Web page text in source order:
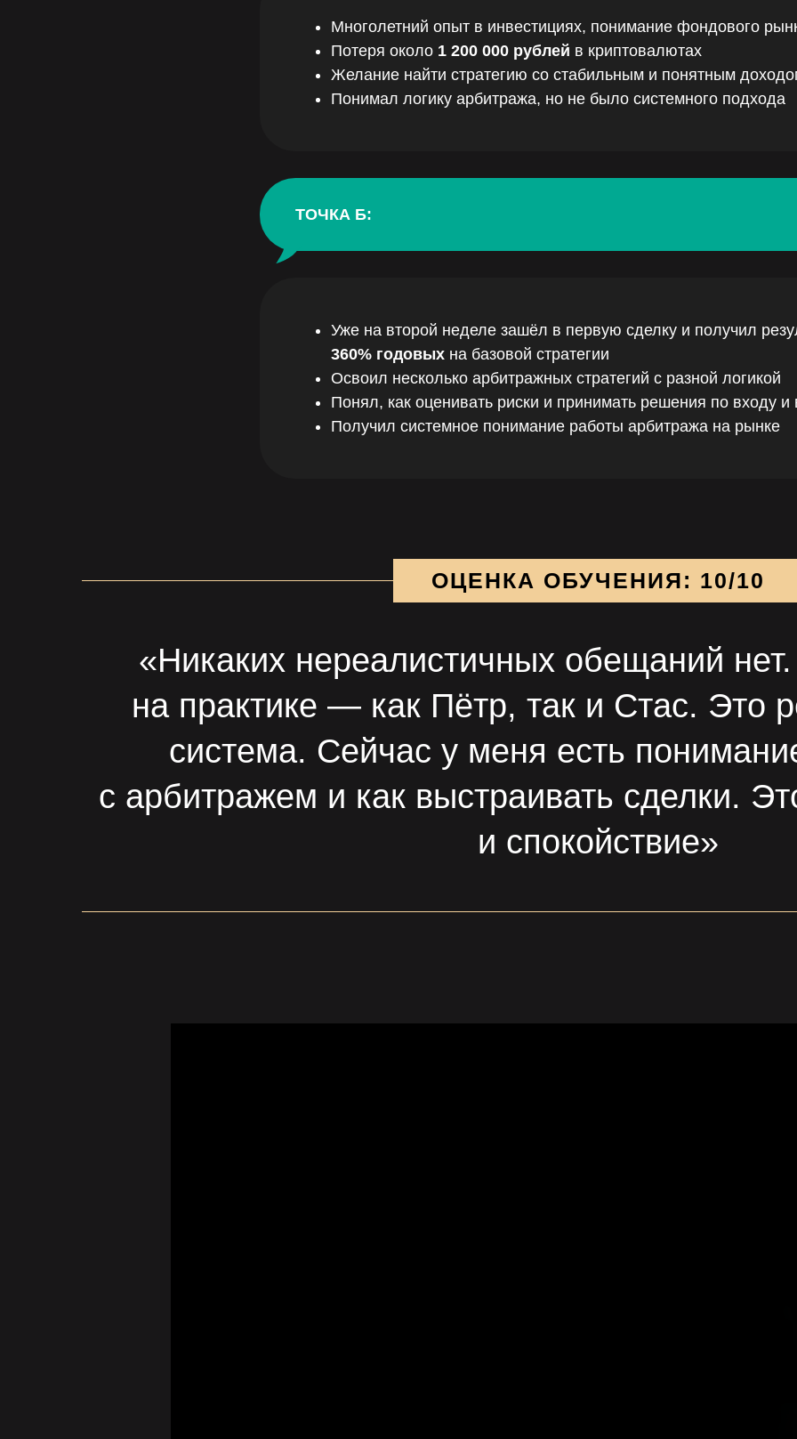
Многолетний опыт в инвестициях, понимание фондового
Потеря около 1 200 000 рублей в криптовалютах
Желание найти стратегию со стабильным и понятным
Понимал логику арбитража, но не было системного подхода
ТОЧКА Б:
Уже на второй неделе зашёл в первую сделку и получил
360% годовых на базовой стратегии
Освоил несколько арбитражных стратегий с разной логикой
Понял, как оценивать риски и принимать решения по входу и
Получил системное понимание работы арбитража на рынке
ОЦЕНКА ОБУЧЕНИЯ: 10/10
«Никаких нереалистичных обещаний
на практике — как Пётр, так и Стас. Это
система. Сейчас у меня есть
с арбитражем и как выстраивать сделки.
и спокойствие»